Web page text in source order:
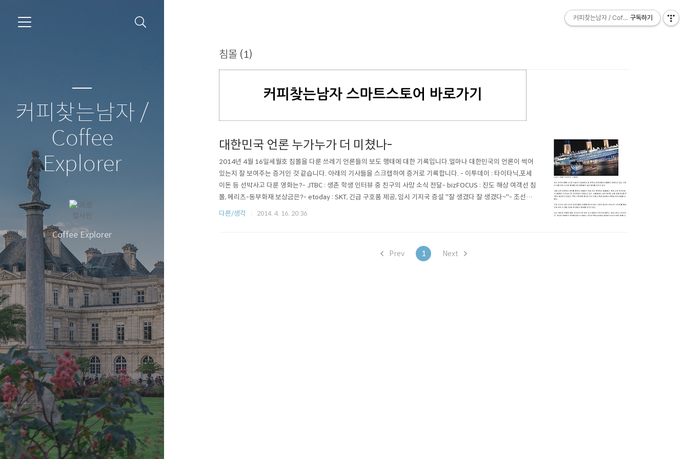
커피찾는남자 /
Coffee
Explorer
Coffee Explorer
침몰 (1)
커피찾는남자 / Coffee Explorer
구독하기
대한민국 언론 누가누가 더 미쳤나-
2014년 4월 16일세월호 침몰을 다룬 쓰레기 언론들의 보도 행태에 대한 기록입니다.얼마나 대한민국의 언론이 썩어
있는지 잘 보여주는 증거인 것 같습니다. 아래의 기사들을 스크랩하여 증거로 기록합니다. - 이투데이 : 타이타닉,포세
이돈 등 선박사고 다룬 영화는?- JTBC : 생존 학생 인터뷰 중 친구의 사망 소식 전달- bizFOCUS : 진도 해상 여객선 침
몰, 메리츠-동부화재 보상금은?- etoday : SKT, 긴급 구호품 제공, 임시 기지국 증설 "잘 생겼다 잘 생겼다~"- 조선일
보(chosun.com) : 세월호 보험, 학생들은 동부화재보험, 여객선은 메리츠 선박보험 가입- MBC : 특집에서수학여행 단
다른/생각 2014. 4. 16. 20:36
Prev 1 Next
커피찾는남자 / Coffee Explorer
구독하기